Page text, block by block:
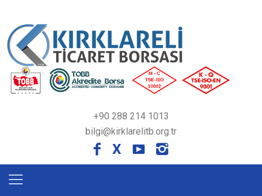
+90 288 214 1013
bilgi@kirklarelitb.org.tr
X